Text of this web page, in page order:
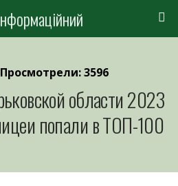
Просмотрели: 3596
области 2023
попали в ТОП-100